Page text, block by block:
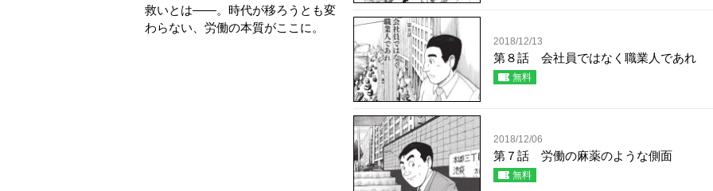
救いとは――。時代が移ろうとも変
わらない、労働の本質がここに。
2018/12/13
第８話 会社員ではなく職業人であれ
無料
2018/12/06
第７話 労働の麻薬のような側面
無料